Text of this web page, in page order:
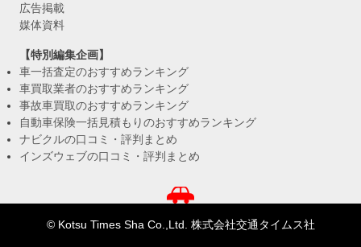
広告掲載
媒体資料
【特別編集企画】
車一括査定のおすすめランキング
車買取業者のおすすめランキング
事故車買取のおすすめランキング
自動車保険一括見積もりのおすすめランキング
ナビクルの口コミ・評判まとめ
インズウェブの口コミ・評判まとめ
© Kotsu Times Sha Co.,Ltd. 株式会社交通タイムス社